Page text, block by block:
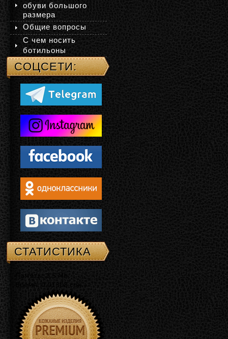
обуви большого
размера
Общие вопросы
С чем носить
ботильоны
СОЦСЕТИ:
СТАТИСТИКА
Память: 3.5 Mb
Время: 0.01308 сек.